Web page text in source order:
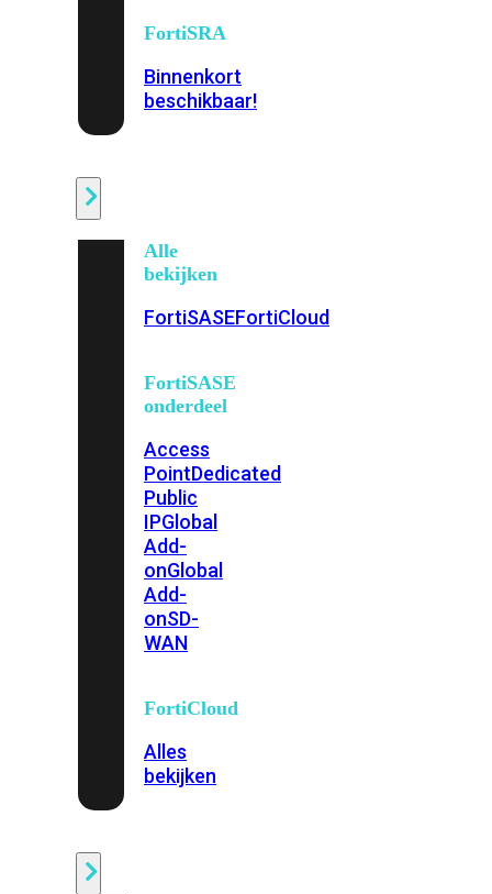
FortiSRA
Binnenkort
beschikbaar!
Alle
bekijken
FortiSASEFortiCloud
FortiSASE
onderdeel
Access
PointDedicated
Public
IPGlobal
Add-
onGlobal
Add-
onSD-
WAN
FortiCloud
Alles
bekijken